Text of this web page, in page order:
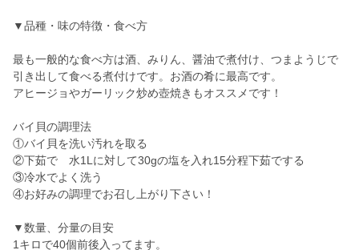
▼品種・味の特徴・食べ方
最も一般的な食べ方は酒、みりん、醤油で煮付け、つまようじで
引き出して食べる煮付けです。お酒の肴に最高です。
アヒージョやガーリック炒め壺焼きもオススメです！
バイ貝の調理法
①バイ貝を洗い汚れを取る
②下茹で 水1Lに対して30gの塩を入れ15分程下茹でする
③冷水でよく洗う
④お好みの調理でお召し上がり下さい！
▼数量、分量の目安
1キロで40個前後入ってます。